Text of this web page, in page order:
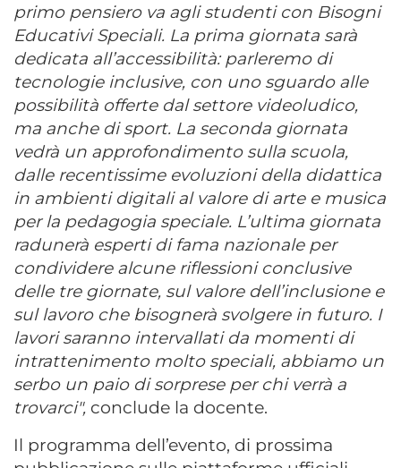
primo pensiero va agli studenti con Bisogni
Educativi Speciali. La prima giornata sarà
dedicata all’accessibilità: parleremo di
tecnologie inclusive, con uno sguardo alle
possibilità offerte dal settore videoludico,
ma anche di sport. La seconda giornata
vedrà un approfondimento sulla scuola,
dalle recentissime evoluzioni della didattica
in ambienti digitali al valore di arte e musica
per la pedagogia speciale. L’ultima giornata
radunerà esperti di fama nazionale per
condividere alcune riflessioni conclusive
delle tre giornate, sul valore dell’inclusione e
sul lavoro che bisognerà svolgere in futuro. I
lavori saranno intervallati da momenti di
intrattenimento molto speciali, abbiamo un
serbo un paio di sorprese per chi verrà a
trovarci", conclude la docente.
Il programma dell’evento, di prossima